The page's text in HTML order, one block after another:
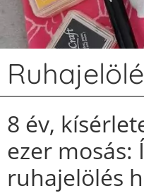
8 év,
ezer mosás:
ruhajelölés